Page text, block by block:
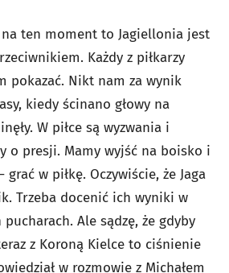
ten moment to Jagiellonia jest
Każdy z piłkarzy
pokazać. Nikt nam za wynik
kiedy ścinano głowy na
W piłce są wyzwania i
o presji. Mamy wyjść na boisko i
w piłkę. Oczywiście, że Jaga
Trzeba docenić ich wyniki w
Ale sądzę, że gdyby
z Koroną Kielce to ciśnienie
w rozmowie z Michałem